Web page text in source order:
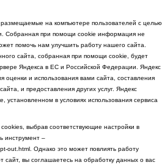
на компьютере пользователей с целью
Собранная при помощи cookie информация не
помочь нам улучшить работу нашего сайта.
сайта, собранная при помощи cookie, будет
Яндекса в ЕС и Российской Федерации. Яндекс
и использования вами сайта, составления
и предоставления других услуг. Яндекс
в условиях использования сервиса
выбрав соответствующие настройки в
инструмент –
out.html. Однако это может повлиять работу
сайт, вы соглашаетесь на обработку данных о вас